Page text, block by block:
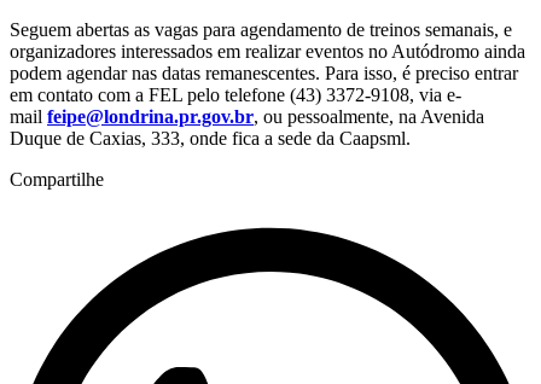
Seguem abertas as vagas para agendamento de treinos semanais, e
organizadores interessados em realizar eventos no Autódromo ainda
podem agendar nas datas remanescentes. Para isso, é preciso entrar
em contato com a FEL pelo telefone (43) 3372-9108, via e-
mail feipe@londrina.pr.gov.br, ou pessoalmente, na Avenida
Duque de Caxias, 333, onde fica a sede da Caapsml.
Compartilhe